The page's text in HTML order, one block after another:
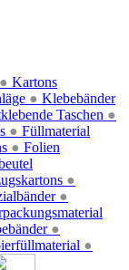
●
●
Taschen ●
Kartons
●
●
●
Klebebänder
●
●
Füllmaterial
●
Folien